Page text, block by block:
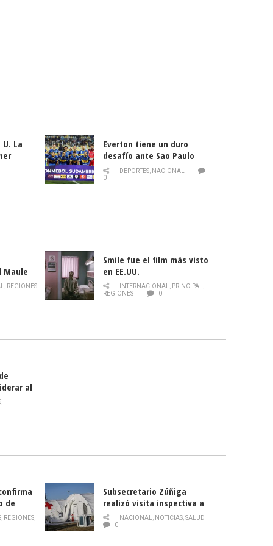
La
Everton tiene un duro
desafío ante Sao Paulo
DEPORTES, NACIONAL
0
Maule
de la
, REGIONES
Smile fue el film más visto
en EE.UU.
INTERNACIONAL, PRINCIPAL,
REGIONES
0
al
,
de
, REGIONES,
Subsecretario Zúñiga
realizó visita inspectiva a
Hospital Modular Sótero del
Río
NACIONAL, NOTICIAS,SALUD
0